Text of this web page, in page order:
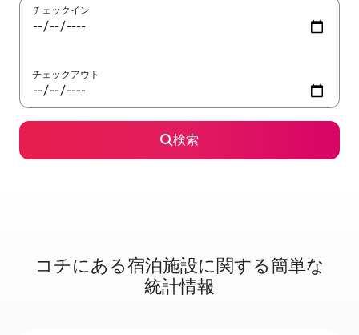
チェックイン
チェックアウト
検索
コチに⁠あ⁠る宿⁠泊⁠施⁠設⁠に関⁠す⁠る簡⁠単⁠な
統⁠計⁠情⁠報